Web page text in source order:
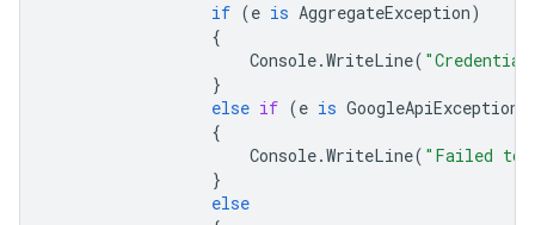
if (e is AggregateException)
{
Console.WriteLine(
}
else if (e is GoogleApiException
{
Console.WriteLine( "Failed to
}
else